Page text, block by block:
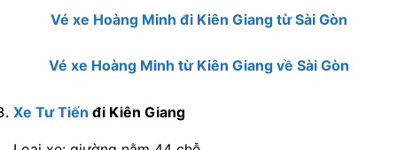
Vé xe Hoàng Minh đi Kiên Giang từ Sài Gòn
Vé xe Hoàng Minh từ Kiên Giang về Sài Gòn
Xe Tư Tiến đi Kiên Giang